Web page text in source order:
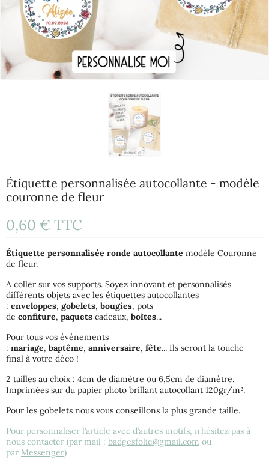
Étiquette personnalisée autocollante - modèle
couronne de fleur
0,60 € TTC
Étiquette personnalisée ronde autocollante modèle Couronne
de fleur.
A coller sur vos supports. Soyez innovant et personnalisés
différents objets avec les étiquettes autocollantes
: enveloppes, gobelets, bougies, pots
de confiture, paquets cadeaux, boîtes...
Pour tous vos événements
: mariage, baptême, anniversaire, fête... Ils seront la touche
final à votre déco !
2 tailles au choix : 4cm de diamètre ou 6,5cm de diamètre.
Imprimées sur du papier photo brillant autocollant 120gr/m².
Pour les gobelets nous vous conseillons la plus grande taille.
Pour personnaliser l’article avec d’autres motifs, n’hésitez pas à
nous contacter (par mail : badgesfolie@gmail.com ou
par Messenger)